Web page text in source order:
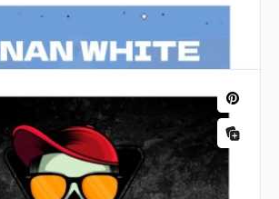
del tatuaggio scuro
da visita originali per il tuo
che attireranno nuovi clienti?